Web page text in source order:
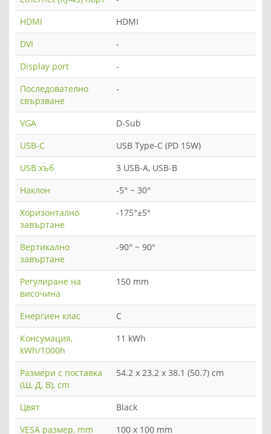
HDMI
HDMI
DVI
-
Display port
-
Последователно
свързване
-
VGA
D-Sub
USB-C
USB Type-C (PD 15W)
USB хъб
3 USB-A, USB-B
Наклон
-5° ~ 30°
Хоризонтално
завъртане
-175°±5°
Вертикално
завъртане
-90° ~ 90°
Регулиране на
височина
150 mm
Енергиен клас
C
Консумация,
kWh/1000h
11 kWh
Размери с поставка
(Ш, Д, В), cm
54.2 x 23.2 x 38.1 (50.7) cm
Цвят
Black
VESA размер, mm
100 x 100 mm